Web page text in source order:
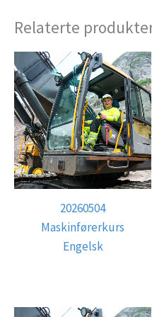
Relaterte
20260504
Maskinførerkurs
Engelsk